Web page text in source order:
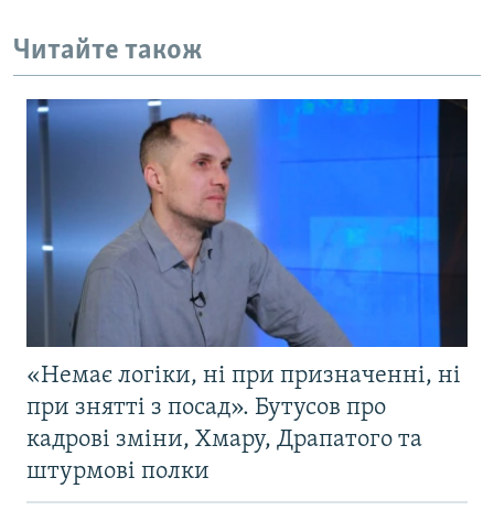
Читайте також
«Немає логіки, ні при призначенні, ні
при знятті з посад». Бутусов про
кадрові зміни, Хмару, Драпатого та
штурмові полки